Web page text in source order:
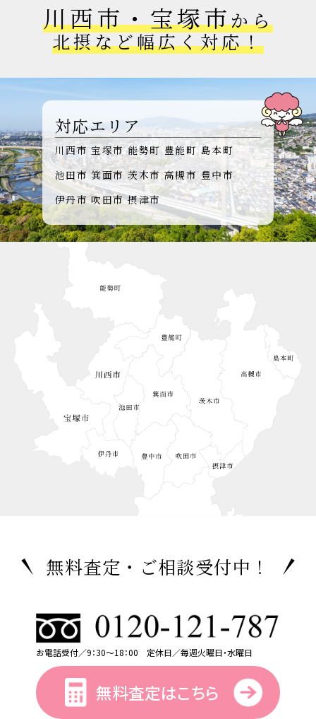
川西市・宝塚市から
北摂など幅広く対応！
対応エリア
川西市 宝塚市 能勢町 豊能町 島本町
池田市 箕面市 茨木市 高槻市 豊中市
伊丹市 吹田市 摂津市
無料査定・ご相談受付中！
お電話受付／9：30～18：00 定休日／毎週火曜日・水曜日
無料査定はこちら